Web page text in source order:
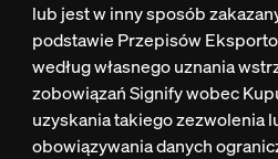
lub jest w inny sposób
podstawie Przepisów
według własnego uznania
zobowiązań Signify wobec
uzyskania takiego zezwolenia
obowiązywania danych